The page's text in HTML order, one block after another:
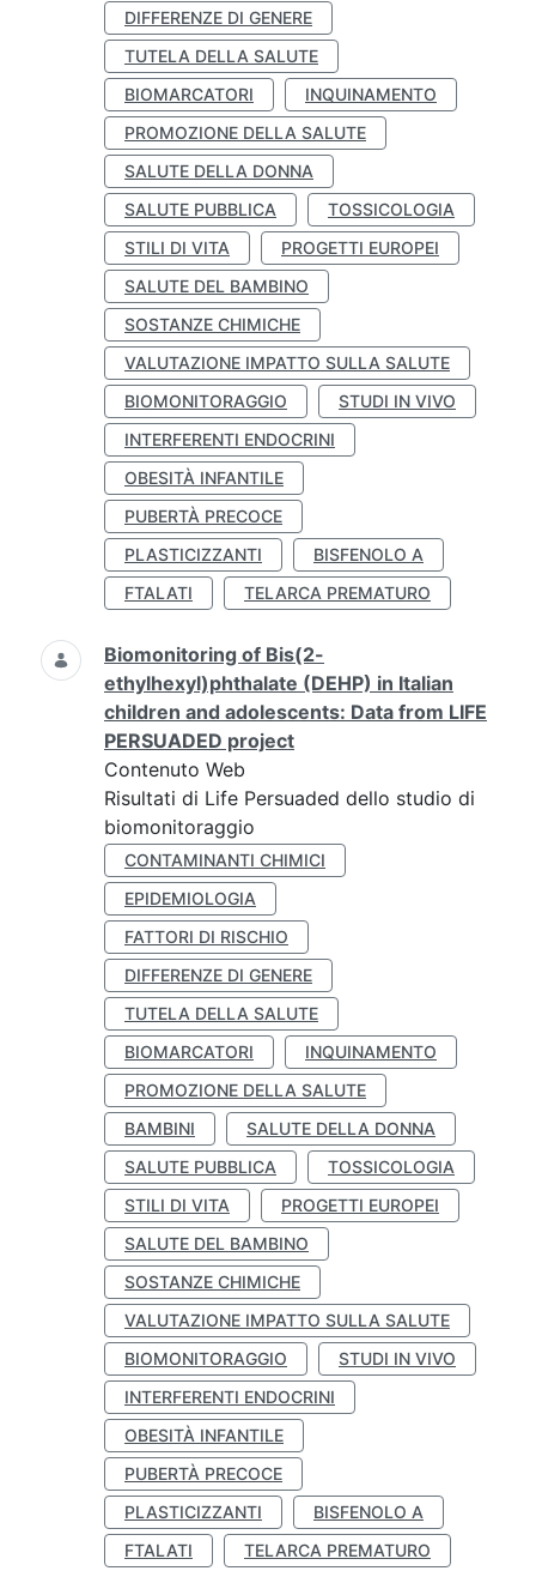
DIFFERENZE DI GENERE
TUTELA DELLA SALUTE
BIOMARCATORI
INQUINAMENTO
PROMOZIONE DELLA SALUTE
SALUTE DELLA DONNA
SALUTE PUBBLICA
TOSSICOLOGIA
STILI DI VITA
PROGETTI EUROPEI
SALUTE DEL BAMBINO
SOSTANZE CHIMICHE
VALUTAZIONE IMPATTO SULLA SALUTE
BIOMONITORAGGIO
STUDI IN VIVO
INTERFERENTI ENDOCRINI
OBESITÀ INFANTILE
PUBERTÀ PRECOCE
PLASTICIZZANTI
BISFENOLO A
FTALATI
TELARCA PREMATURO
Biomonitoring of Bis(2-
ethylhexyl)phthalate (DEHP) in Italian
children and adolescents: Data from LIFE
PERSUADED project
Contenuto Web
Risultati di Life Persuaded dello studio di
biomonitoraggio
CONTAMINANTI CHIMICI
EPIDEMIOLOGIA
FATTORI DI RISCHIO
DIFFERENZE DI GENERE
TUTELA DELLA SALUTE
BIOMARCATORI
INQUINAMENTO
PROMOZIONE DELLA SALUTE
BAMBINI
SALUTE DELLA DONNA
SALUTE PUBBLICA
TOSSICOLOGIA
STILI DI VITA
PROGETTI EUROPEI
SALUTE DEL BAMBINO
SOSTANZE CHIMICHE
VALUTAZIONE IMPATTO SULLA SALUTE
BIOMONITORAGGIO
STUDI IN VIVO
INTERFERENTI ENDOCRINI
OBESITÀ INFANTILE
PUBERTÀ PRECOCE
PLASTICIZZANTI
BISFENOLO A
FTALATI
TELARCA PREMATURO